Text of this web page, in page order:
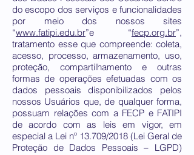
do escopo dos serviços e funcionalidades
por meio dos nossos sites
“www.fatipi.edu.br”e “fecp.org.br”,
tratamento esse que compreende: coleta,
acesso, processo, armazenamento, uso,
proteção, compartilhamento e outras
formas de operações efetuadas com os
dados pessoais disponibilizados pelos
nossos Usuários que, de qualquer forma,
possuam relações com a FECP e FATIPI
de acordo com as leis em vigor, em
especial a Lei nº 13.709/2018 (Lei Geral de
Proteção de Dados Pessoais – LGPD)